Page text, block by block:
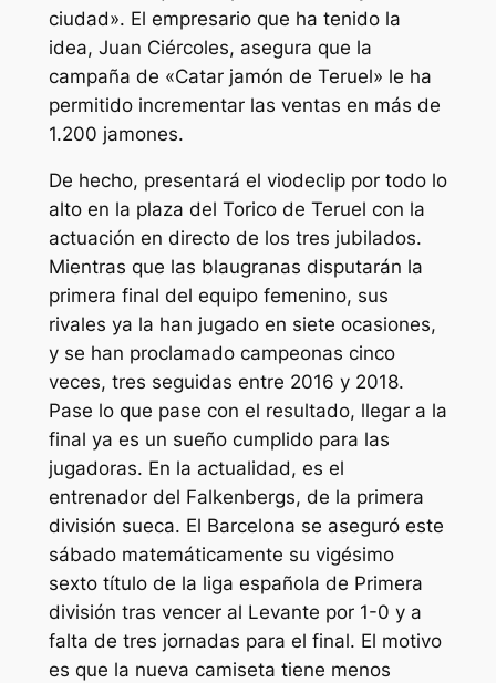
ciudad». El empresario que ha tenido la
idea, Juan Ciércoles, asegura que la
campaña de «Catar jamón de Teruel» le ha
permitido incrementar las ventas en más de
1.200 jamones.
De hecho, presentará el viodeclip por todo lo
alto en la plaza del Torico de Teruel con la
actuación en directo de los tres jubilados.
Mientras que las blaugranas disputarán la
primera final del equipo femenino, sus
rivales ya la han jugado en siete ocasiones,
y se han proclamado campeonas cinco
veces, tres seguidas entre 2016 y 2018.
Pase lo que pase con el resultado, llegar a la
final ya es un sueño cumplido para las
jugadoras. En la actualidad, es el
entrenador del Falkenbergs, de la primera
división sueca. El Barcelona se aseguró este
sábado matemáticamente su vigésimo
sexto título de la liga española de Primera
división tras vencer al Levante por 1-0 y a
falta de tres jornadas para el final. El motivo
es que la nueva camiseta tiene menos